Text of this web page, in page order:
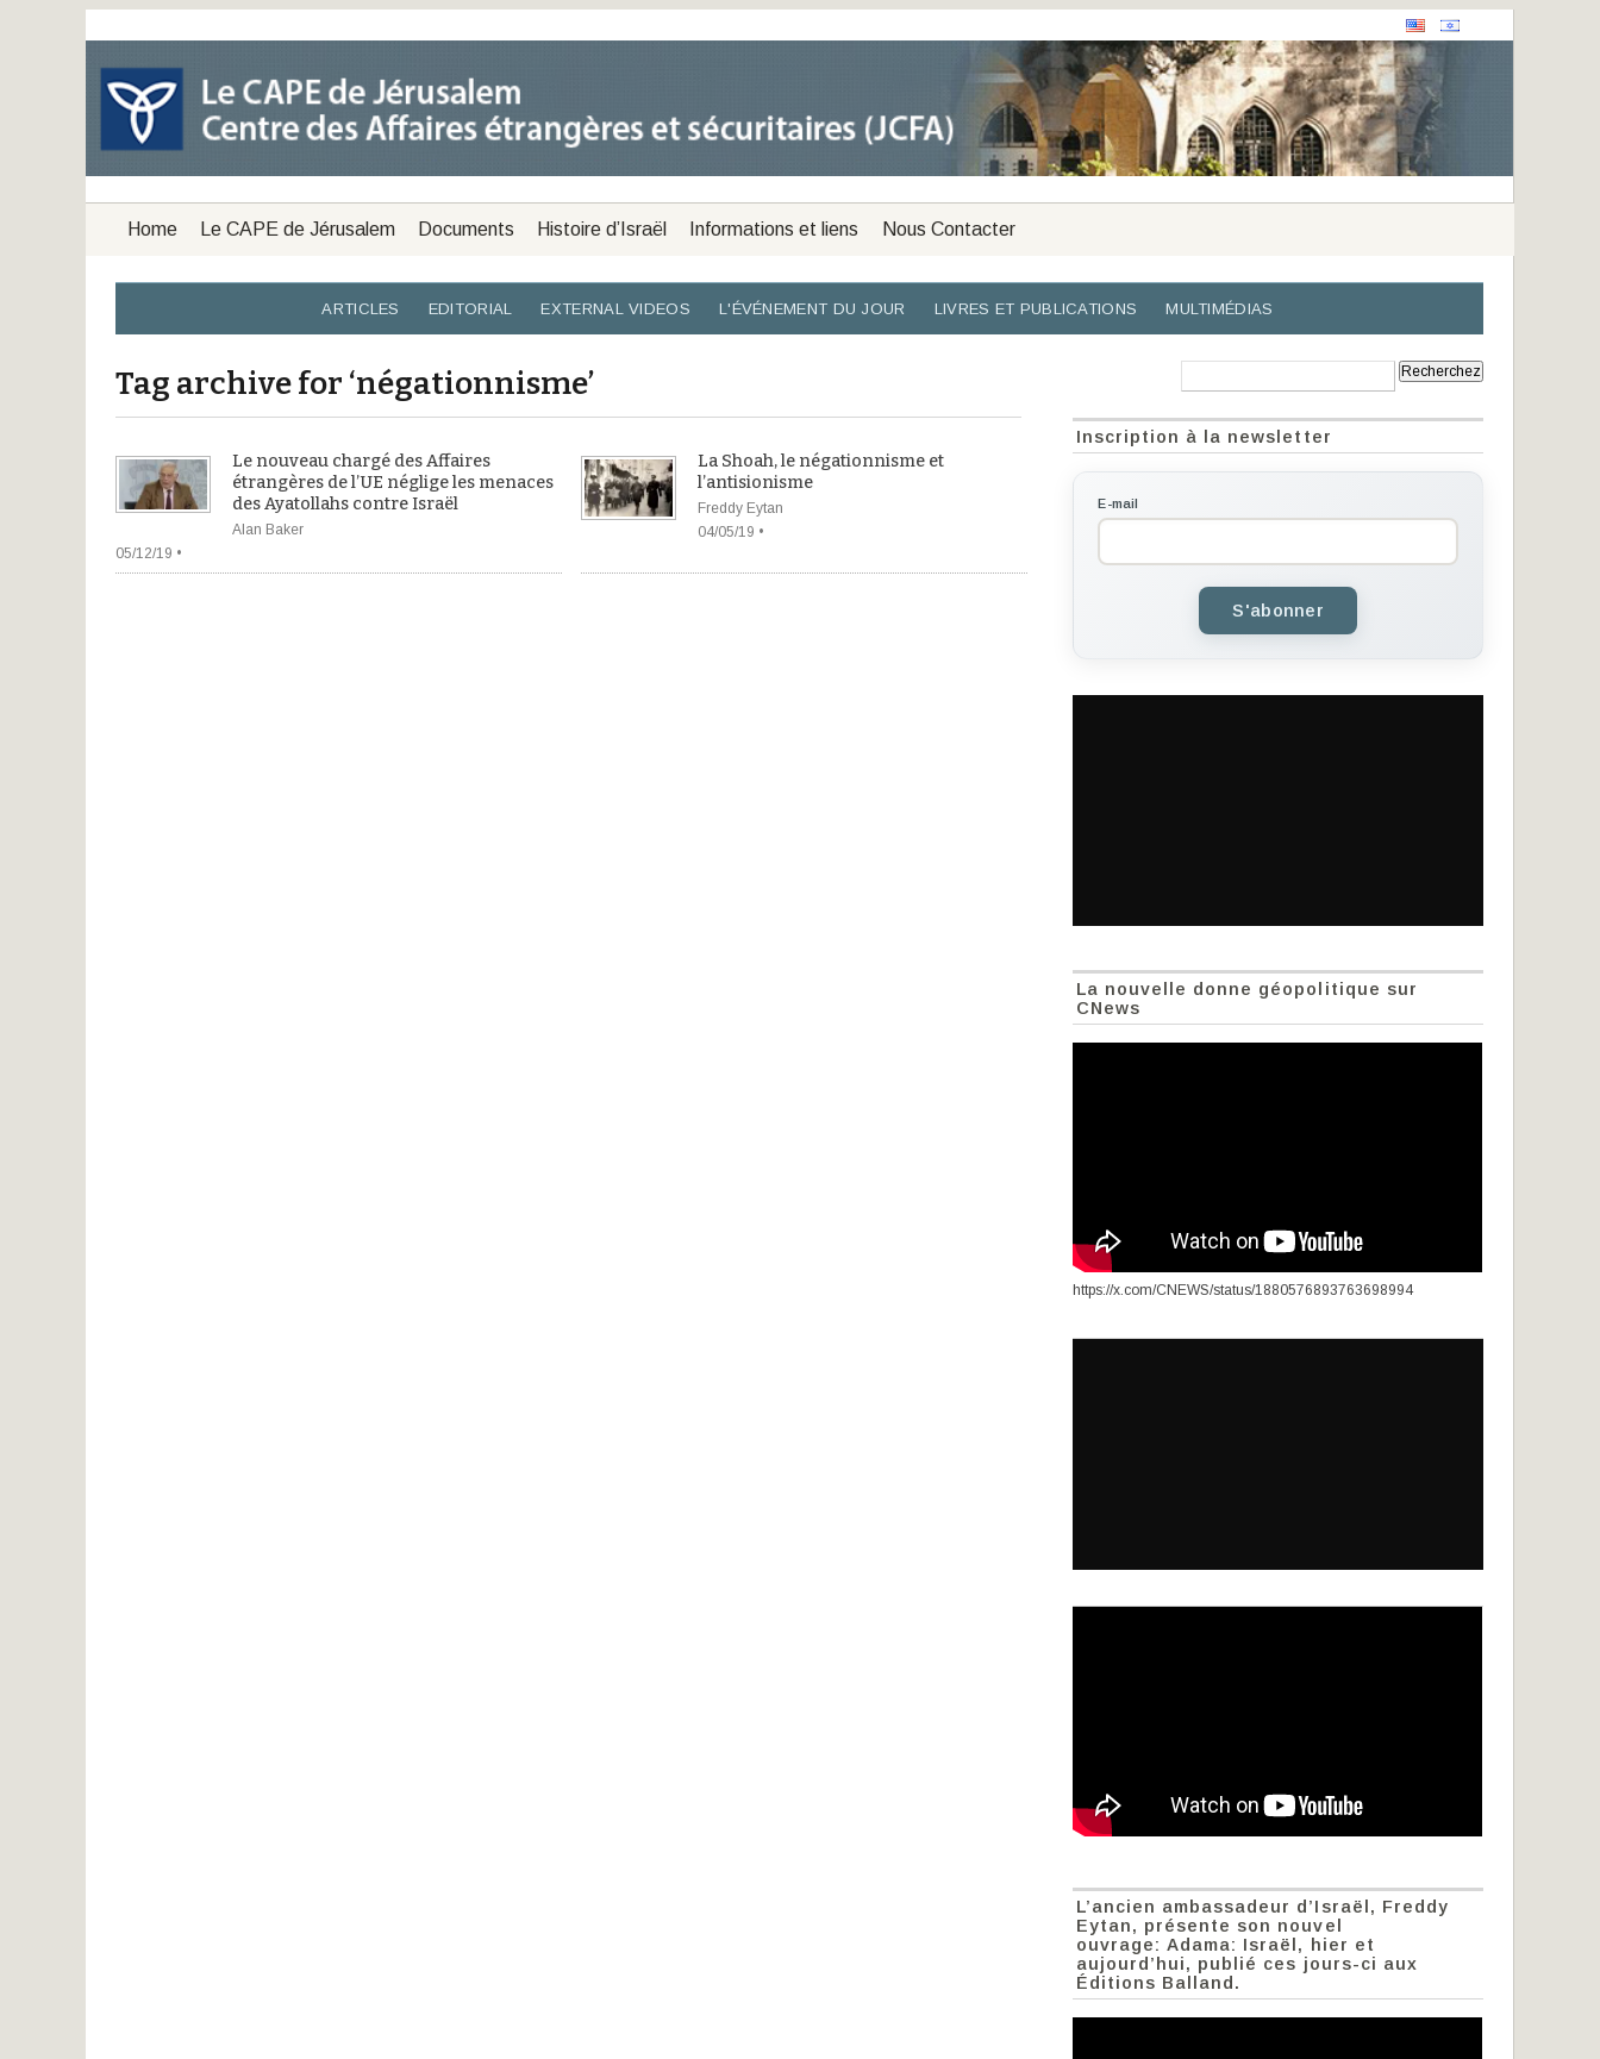
Home Le CAPE de Jérusalem Documents Histoire d’Israël Informations et liens Nous Contacter
ARTICLES EDITORIAL EXTERNAL VIDEOS L'ÉVÉNEMENT DU JOUR LIVRES ET PUBLICATIONS MULTIMÉDIAS
Tag archive for ‘négationnisme’
Le nouveau chargé des Affaires
étrangères de l’UE néglige les menaces
des Ayatollahs contre Israël
Alan Baker
05/12/19 •
La Shoah, le négationnisme et
l’antisionisme
Freddy Eytan
04/05/19 •
Inscription à la newsletter
E-mail
S'abonner
La nouvelle donne géopolitique sur
CNews
https://x.com/CNEWS/status/1880576893763698994
L’ancien ambassadeur d’Israël, Freddy
Eytan, présente son nouvel
ouvrage: Adama: Israël, hier et
aujourd’hui, publié ces jours-ci aux
Éditions Balland.